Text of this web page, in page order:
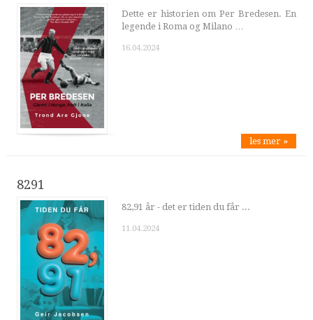
Dette er historien om Per Bredesen. En
legende i Roma og Milano …
16.04.2024
les mer »
8291
82,91 år - det er tiden du får ...
11.04.2024